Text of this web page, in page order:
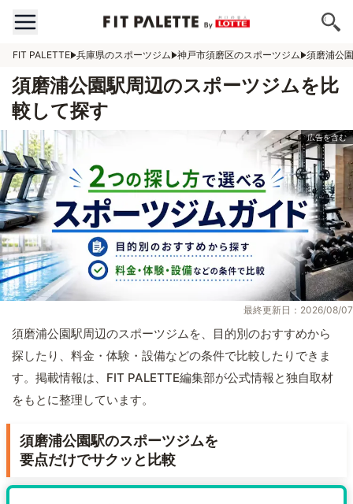
FIT PALETTE 兵庫県のスポーツジム 神戸市須磨区のスポーツジム 須磨浦公
須磨浦公園駅周辺のスポーツジムを比
較して探す
最終更新日：2026/08/07
須磨浦公園駅周辺のスポーツジムを、目的別のおすすめから
探したり、料金・体験・設備などの条件で比較したりできま
す。掲載情報は、FIT PALETTE編集部が公式情報と独自取材
をもとに整理しています。
須磨浦公園駅のスポーツジムを
要点だけでサクッと比較